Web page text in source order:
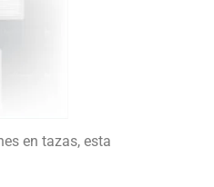
en tazas, esta